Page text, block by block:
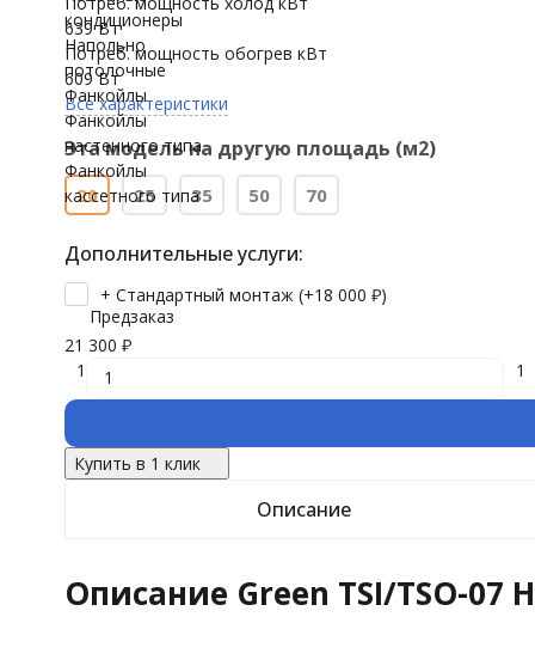
кондиционеры
Напольно
потолочные
Фанкойлы
Фанкойлы
настенного типа
Фанкойлы
кассетного типа
639 Вт
Потреб. мощность обогрев кВт
609 Вт
Все характеристики
Эта модель на другую площадь (м2)
20 25 35 50 70
Дополнительные услуги:
+ Стандартный монтаж (+18 000 ₽)
Предзаказ
21 300 ₽
1
1
Купить в 1 клик
Описание
Описание Green TSI/TSO-07